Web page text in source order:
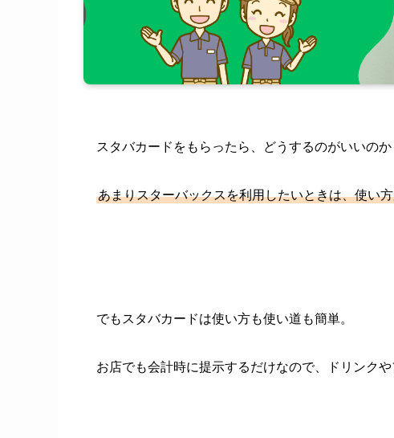
スタバカードをもらったら、どうするのがいいのか
あまりスターバックスを利用したいときは、使い
でもスタバカードは使い方も使い道も簡単。
お店でも会計時に提示するだけなので、ドリンク